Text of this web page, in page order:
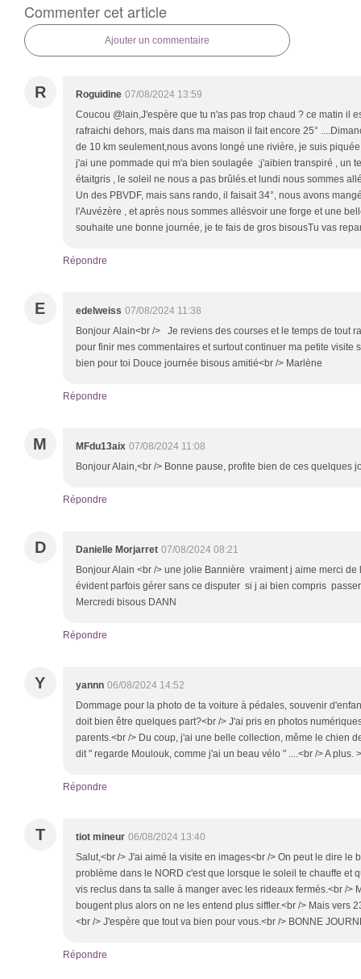
Commenter cet article
Ajouter un commentaire
R Roguidine 07/08/2024 13:59
Coucou @lain,J'espère que tu n'as pas trop chaud ? ce matin il
rafraichi dehors, mais dans ma maison il fait encore 25°
de 10 km seulement,nous avons longé une rivière, je suis
j'ai une pommade qui m'a bien soulagée ;j'aibien transpiré , un
étaitgris , le soleil ne nous a pas brûlés.et lundi nous sommes
Un des PBVDF, mais sans rando, il faisait 34°, nous avons
l'Auvézère , et après nous sommes allésvoir une forge et une
souhaite une bonne journée, je te fais de gros bisousTu vas
Répondre
E edelweiss 07/08/2024 11:38
Bonjour Alain<br /> Je reviens des courses et le temps de tout
pour finir mes commentaires et surtout continuer ma petite visite
bien pour toi Douce journée bisous amitié<br /> Marlène
Répondre
M MFdu13aix 07/08/2024 11:08
Bonjour Alain,<br /> Bonne pause, profite bien de ces quelques
Répondre
D Danielle Morjarret 07/08/2024 08:21
Bonjour Alain <br /> une jolie Bannière vraiment j aime merci de
évident parfois gérer sans ce disputer si j ai bien compris
Mercredi bisous DANN
Répondre
Y yannn 06/08/2024 14:52
Dommage pour la photo de ta voiture à pédales, souvenir
doit bien être quelques part?<br /> J'ai pris en photos
parents.<br /> Du coup, j'ai une belle collection, même le chien
dit " regarde Moulouk, comme j'ai un beau vélo " ....<br /> A plus.
Répondre
T tiot mineur 06/08/2024 13:40
Salut,<br /> J'ai aimé la visite en images<br /> On peut le dire le
problème dans le NORD c'est que lorsque le soleil te chauffe et
vis reclus dans ta salle à manger avec les rideaux fermés.<br />
bougent plus alors on ne les entend plus siffler.<br /> Mais vers
<br /> J'espère que tout va bien pour vous.<br /> BONNE
Répondre